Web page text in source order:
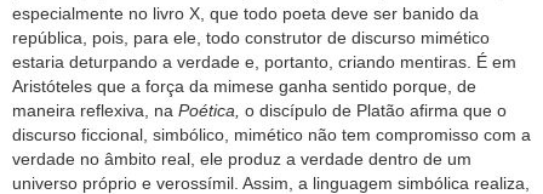
especialmente no livro X, que todo poeta deve ser banido da
república, pois, para ele, todo construtor de discurso mimético
estaria deturpando a verdade e, portanto, criando mentiras. É em
Aristóteles que a força da mimese ganha sentido porque, de
maneira reflexiva, na Poética, o discípulo de Platão afirma que o
discurso ficcional, simbólico, mimético não tem compromisso com a
verdade no âmbito real, ele produz a verdade dentro de um
universo próprio e verossímil. Assim, a linguagem simbólica realiza,